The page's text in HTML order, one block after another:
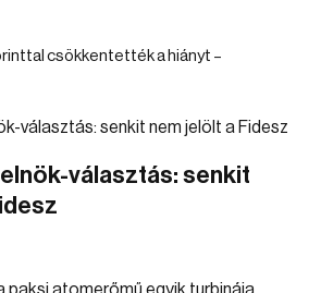
csökkentették a hiányt –
választás: senkit